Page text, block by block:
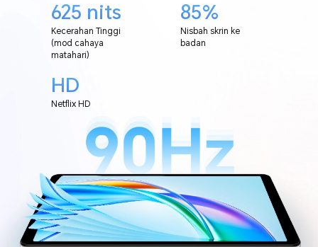
625 nits
Kecerahan Tinggi
(mod cahaya
matahari)
85%
Nisbah skrin ke
badan
HD
Netflix HD